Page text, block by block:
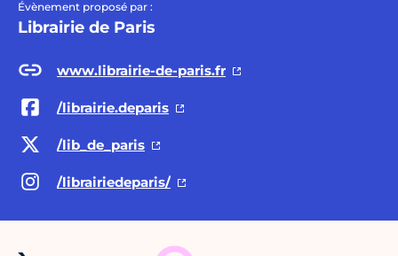
Évènement proposé par :
Librairie de Paris
www.librairie-de-paris.fr
/librairie.deparis
/lib_de_paris
/librairiedeparis/